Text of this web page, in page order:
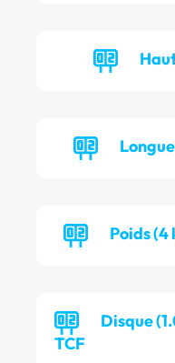
Poids (4
Disque
TCF